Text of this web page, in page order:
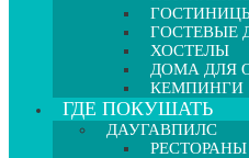
ГОСТЕВЫЕ
ХОСТЕЛЫ
ДОМА ДЛЯ
КЕМПИНГИ
ГДЕ ПОКУШАТЬ
ДАУГАВПИЛС
РЕСТОРАНЫ